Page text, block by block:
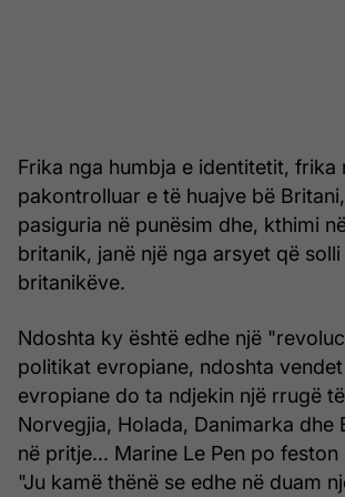
Frika nga humbja e identitetit, frika
pakontrolluar e të huajve bë
pasiguria në punësim dhe, kthimi
britanik, janë një nga arsyet që
britanikëve.
Ndoshta ky është edhe një
politikat evropiane, ndoshta
evropiane do ta ndjekin një rrugë
Norvegjia, Holada, Danimarka dhe
në pritje... Marine Le Pen po feston
"Ju kamë thënë se edhe në duam